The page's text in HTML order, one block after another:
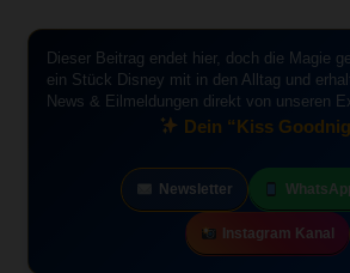
Dieser Beitrag endet hier, doch die Magie
ein Stück Disney mit in den Alltag und
News & Eilmeldungen direkt von unseren
Dein “Kiss
Newsletter
Instagram Kanal